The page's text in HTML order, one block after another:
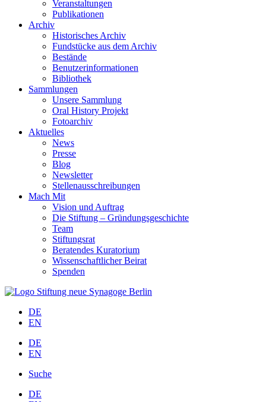
Veranstaltungen
Publikationen
Archiv
Historisches Archiv
Fundstücke aus dem Archiv
Bestände
Benutzerinformationen
Bibliothek
Sammlungen
Unsere Sammlung
Oral History Projekt
Fotoarchiv
Aktuelles
News
Presse
Blog
Newsletter
Stellenausschreibungen
Mach Mit
Vision und Auftrag
Die Stiftung – Gründungsgeschichte
Team
Stiftungsrat
Beratendes Kuratorium
Wissenschaftlicher Beirat
Spenden
DE
EN
DE
EN
Suche
DE